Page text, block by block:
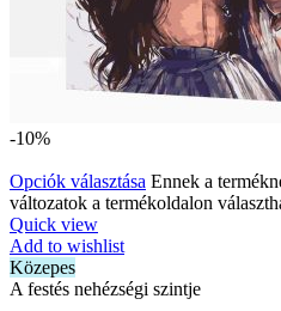
-10%
Opciók választása Ennek a
változatok a termékoldalon
Quick view
Add to wishlist
Közepes
A festés nehézségi szintje